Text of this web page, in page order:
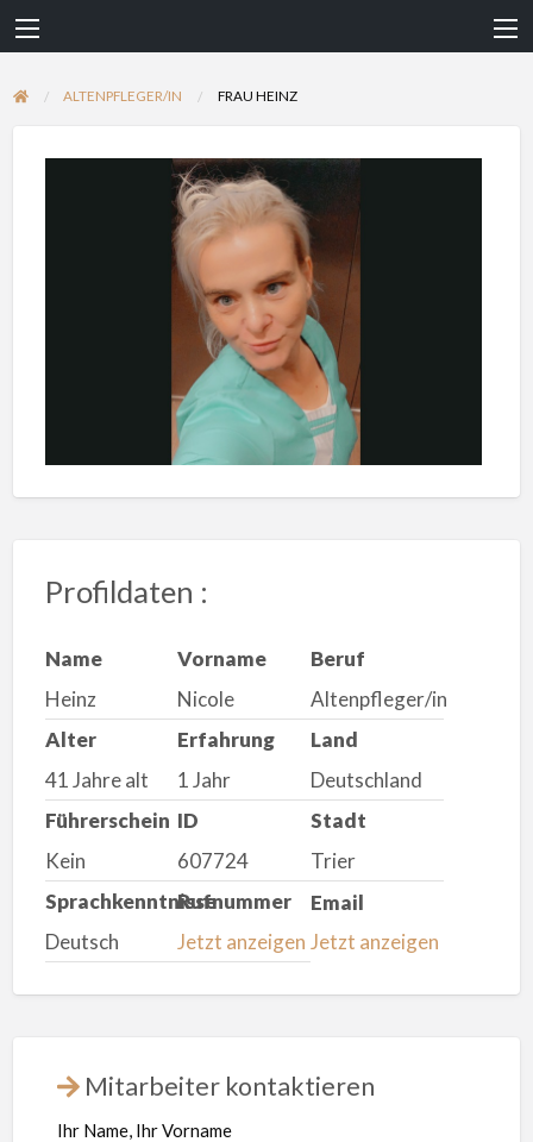
ALTENPFLEGER/IN FRAU HEINZ
Profildaten :
Name
Heinz
Vorname
Nicole
Beruf
Altenpfleger/in
Alter
41 Jahre alt
Erfahrung
1 Jahr
Land
Deutschland
Führerschein
Kein
ID
607724
Stadt
Trier
Sprachkenntnisse
Deutsch
Rufnummer
Jetzt anzeigen
Email
Jetzt anzeigen
Mitarbeiter kontaktieren
Ihr Name, Ihr Vorname